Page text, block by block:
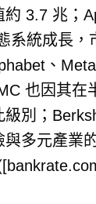
約 3.7 兆；
系統成長，
、
也因其在
別；
與多元產業